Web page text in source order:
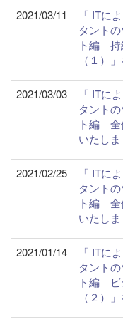
2021/03/11
「 ITに
タント
ト編 持
（１）
2021/03/03
「 ITに
タント
ト編 全
いたしま
2021/02/25
「 ITに
タント
ト編 全
いたしま
2021/01/14
「 ITに
タント
ト編 ビ
（２）